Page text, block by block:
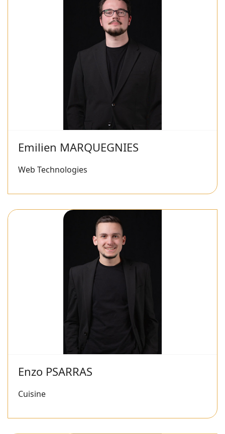
Emilien MARQUEGNIES
Web Technologies
Enzo PSARRAS
Cuisine